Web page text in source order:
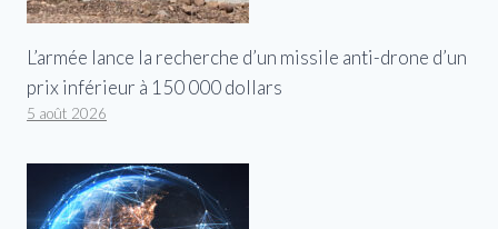
L’armée lance la recherche d’un missile anti-drone d’un
prix inférieur à 150 000 dollars
5 août 2026